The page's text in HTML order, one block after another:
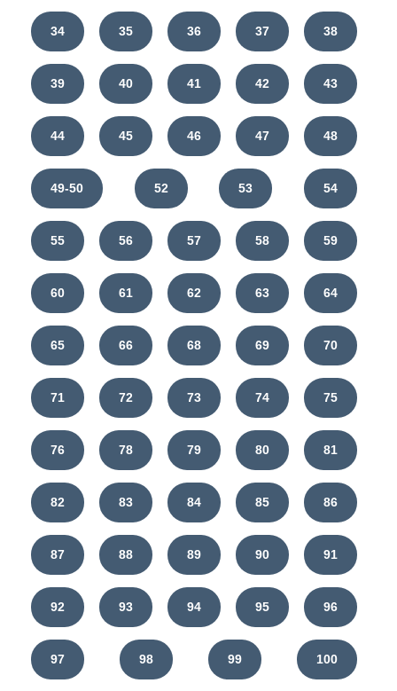
34 35 36 37 38
39 40 41 42 43
44 45 46 47 48
49-50 52 53 54
55 56 57 58 59
60 61 62 63 64
65 66 68 69 70
71 72 73 74 75
76 78 79 80 81
82 83 84 85 86
87 88 89 90 91
92 93 94 95 96
97 98 99 100